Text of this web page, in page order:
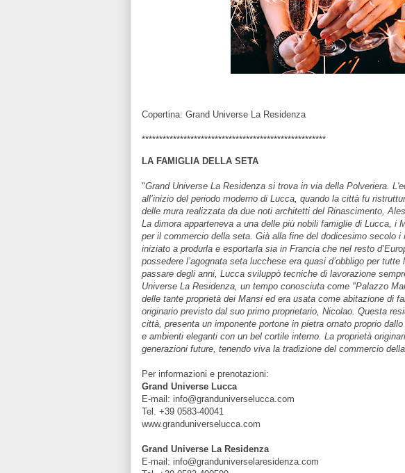
Copertina: Grand Universe La Residenza
*****************************************************
LA FAMIGLIA DELLA SETA
"Grand Universe La Residenza si trova in via della Polveriera.
all’inizio del periodo moderno di Lucca, quando la città fu
delle mura realizzata da due noti architetti del Rinascimento,
La dimora apparteneva a una delle più nobili famiglie di Lucca, i
per il commercio della seta. Già alla fine del dodicesimo secolo
iniziato a produrla e esportarla sia in Francia che nel resto
possedere l’agognata seta lucchese era quasi d’obbligo per
passare degli anni, Lucca sviluppò tecniche di lavorazione
Universe La Residenza, un tempo conosciuta come "Palazzo
delle tante proprietà dei Mansi ed era usata come abitazione di
originario previsto dal suo primo proprietario, Nicolao. Questa
città, presenta un imponente portone in pietra ornato proprio
e ambienti eleganti con un bel cortile interno. La proprietà
generazioni future, tenendo viva la tradizione del commercio
Per informazioni e prenotazioni:
Grand Universe Lucca
E-mail: info@granduniverselucca.com
Tel. +39 0583-40041
www.granduniverselucca.com
Grand Universe La Residenza
E-mail: info@granduniverselaresidenza.com